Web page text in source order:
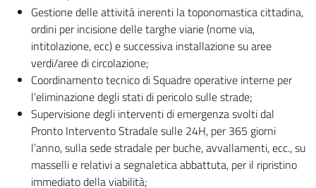
Gestione delle attività inerenti la toponomastica cittadina,
ordini per incisione delle targhe viarie (nome via,
intitolazione, ecc) e successiva installazione su aree
verdi/aree di circolazione;
Coordinamento tecnico di Squadre operative interne per
l’eliminazione degli stati di pericolo sulle strade;
Supervisione degli interventi di emergenza svolti dal
Pronto Intervento Stradale sulle 24H, per 365 giorni
l’anno, sulla sede stradale per buche, avvallamenti, ecc., su
masselli e relativi a segnaletica abbattuta, per il ripristino
immediato della viabilità;